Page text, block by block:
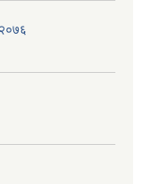
२०७६